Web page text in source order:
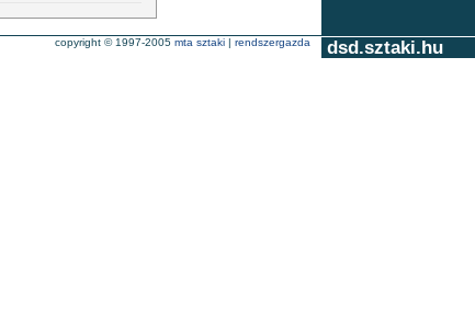
dsd.sztaki.hu
copyright © 1997-2005 mta sztaki | rendszergazda